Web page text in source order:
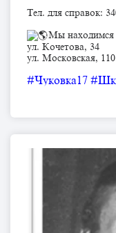
Тел. для справок:
Мы находимся
ул. Кочетова, 34
ул. Московская, 110
#Чуковка17